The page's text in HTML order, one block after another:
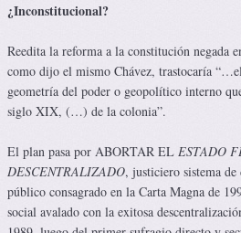
¿Inconstitucional?
Reedita la reforma a la constitución negada
como dijo el mismo Chávez, trastocaría
geometría del poder o geopolítico interno
siglo XIX, (…) de la colonia”.
El plan pasa por ABORTAR EL ESTADO
DESCENTRALIZADO, justiciero sistema
público consagrado en la Carta Magna de
social avalado con la exitosa